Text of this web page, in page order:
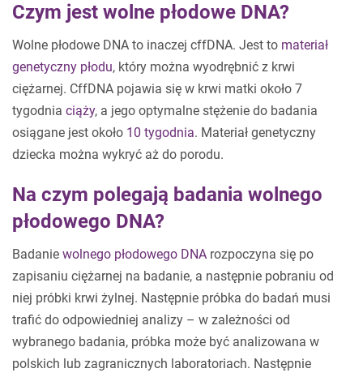
Czym jest wolne płodowe DNA?
Wolne płodowe DNA to inaczej cffDNA. Jest to materiał
genetyczny płodu, który można wyodrębnić z krwi
ciężarnej. CffDNA pojawia się w krwi matki około 7
tygodnia ciąży, a jego optymalne stężenie do badania
osiągane jest około 10 tygodnia. Materiał genetyczny
dziecka można wykryć aż do porodu.
Na czym polegają badania wolnego
płodowego DNA?
Badanie wolnego płodowego DNA rozpoczyna się po
zapisaniu ciężarnej na badanie, a następnie pobraniu od
niej próbki krwi żylnej. Następnie próbka do badań musi
trafić do odpowiedniej analizy – w zależności od
wybranego badania, próbka może być analizowana w
polskich lub zagranicznych laboratoriach. Następnie